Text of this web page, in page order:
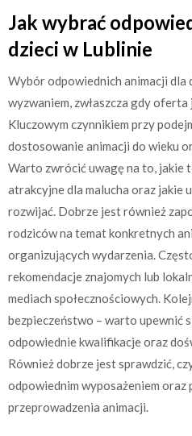
Jak wybrać
dzieci w Lublinie
Wybór odpowiednich animacji dla
wyzwaniem, zwłaszcza gdy
Kluczowym czynnikiem przy
dostosowanie animacji do wieku
Warto zwrócić uwagę na to, jakie
atrakcyjne dla malucha oraz jakie
rozwijać. Dobrze jest również
rodziców na temat konkretnych
organizujących wydarzenia.
rekomendacje znajomych lub
mediach społecznościowych.
bezpieczeństwo – warto upewnić
odpowiednie kwalifikacje oraz
Również dobrze jest sprawdzić,
odpowiednim wyposażeniem oraz
przeprowadzenia animacji.